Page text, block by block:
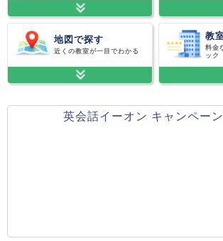
地図で探す
近くの教室が一目でわかる
教
料金
ック
英会話イーオン キャンペーン